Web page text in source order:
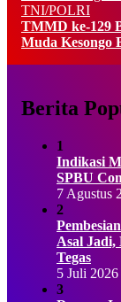
TNI/POLRI
TMMD ke-129
Muda Kesongo
Berita
1
Indikasi
SPBU
7 Agustus
2
Asal
Tegas
5 Juli 2026
3